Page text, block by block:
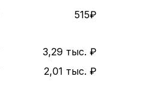
515₽
3,29 тыс. ₽
2,01 тыс. ₽